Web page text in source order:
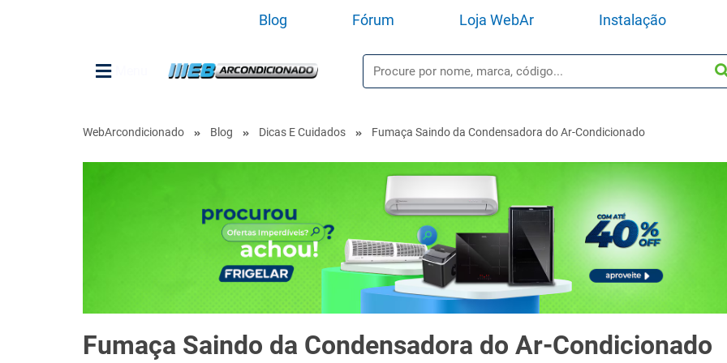
Blog Fórum Loja WebAr Instalação
WebArcondicionado Blog Dicas E Cuidados Fumaça Saindo da Condensadora do Ar-Condicionado
Fumaça Saindo da Condensadora do Ar-Condicionado